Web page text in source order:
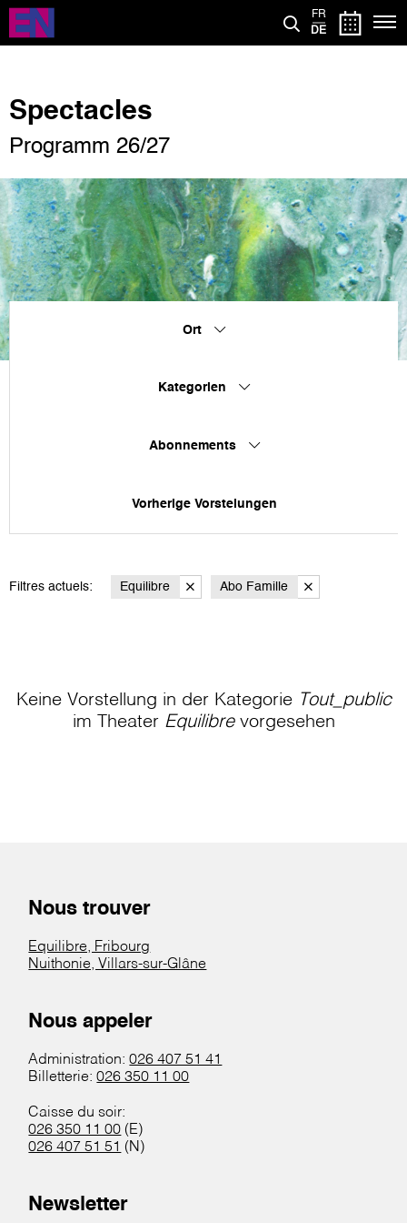
Direkt
zum
Inhalt
FR
DE
Spectacles
Programm 26/27
Ort
Kategorien
Abonnements
Vorherige Vorstelungen
Filtres actuels: Equilibre Abo Famille
Keine Vorstellung in der Kategorie Tout_public
im Theater Equilibrevorgesehen
Nous trouver
Equilibre, Fribourg
Nuithonie, Villars-sur-Glâne
Nous appeler
Administration:026 407 51 41
Billetterie:026 350 11 00
Caisse du soir:
026 350 11 00 (E)
026 407 51 51 (N)
Newsletter